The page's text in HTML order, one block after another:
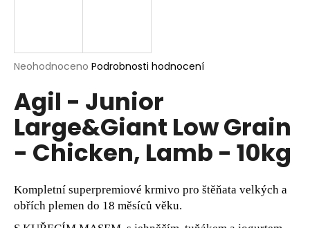
Průměrné
produktu
je
0,0
hvězdiček.
Neohodnoceno Podrobnosti hodnocení
Agil - Junior
Large&Giant Low Grain
- Chicken, Lamb - 10kg
Kompletní superpremiové krmivo pro štěňata velkých a
obřích plemen do 18 měsíců věku.
í
t
?
HLEDAT
D